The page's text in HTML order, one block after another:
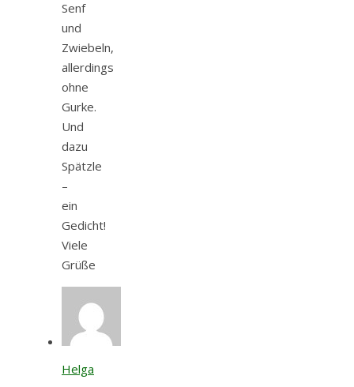
Senf
und
Zwiebeln,
allerdings
ohne
Gurke.
Und
dazu
Spätzle
–
ein
Gedicht!
Viele
Grüße
Helga